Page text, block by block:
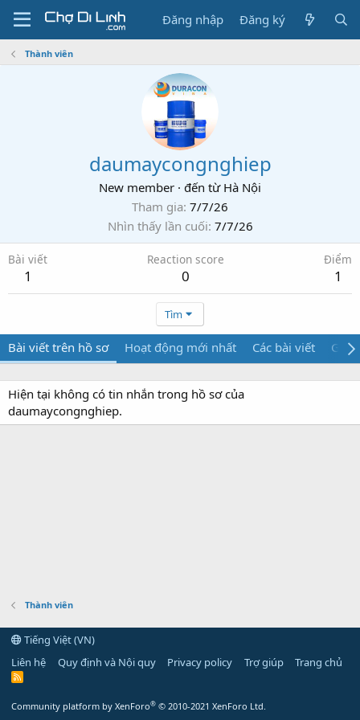
Đăng nhập Đăng ký
Thành viên
daumaycongnghiep
New member · đến từ Hà Nội
Tham gia 7/7/26
Nhìn thấy lần cuối 7/7/26
Bài viết
1
Reaction score
0
Điểm
1
Tìm
Bài viết trên hồ sơ Hoạt động mới nhất Các bài viết Giới
Hiện tại không có tin nhắn trong hồ sơ của
daumaycongnghiep.
Thành viên
Tiếng Việt (VN)
Liên hệ
Quy định và Nội quy Privacy policy Trợ giúp Trang chủ
R
Community platform by XenForo® © 2010-2021 XenForo Ltd.